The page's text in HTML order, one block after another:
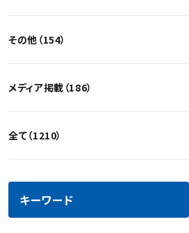
その他（154）
メディア掲載（186）
全て（1210）
キーワード